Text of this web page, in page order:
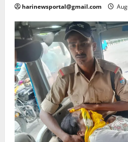
harinewsportal@gmail.com